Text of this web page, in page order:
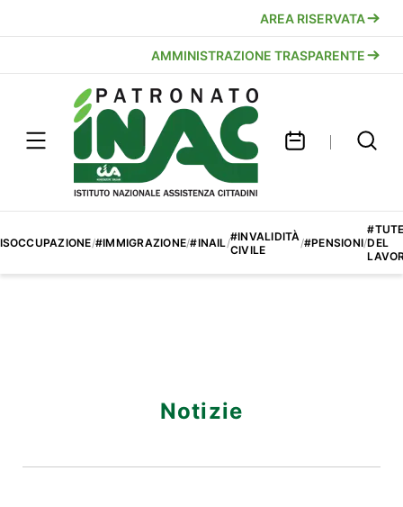
AREA RISERVATA
AMMINISTRAZIONE TRASPARENTE
/#IMMIGRAZIONE/#INAIL/#INVALIDITÀ
CIVILE
/#PENSIONI/DEL
Notizie